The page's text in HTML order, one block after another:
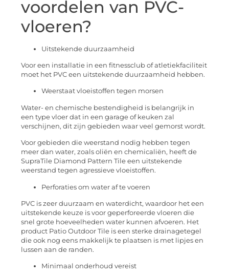
voordelen van PVC-
vloeren?
Uitstekende duurzaamheid
Voor een installatie in een fitnessclub of atletiekfaciliteit
moet het PVC een uitstekende duurzaamheid hebben.
Weerstaat vloeistoffen tegen morsen
Water- en chemische bestendigheid is belangrijk in
een type vloer dat in een garage of keuken zal
verschijnen, dit zijn gebieden waar veel gemorst wordt.
Voor gebieden die weerstand nodig hebben tegen
meer dan water, zoals oliën en chemicaliën, heeft de
SupraTile Diamond Pattern Tile een uitstekende
weerstand tegen agressieve vloeistoffen.
Perforaties om water af te voeren
PVC is zeer duurzaam en waterdicht, waardoor het een
uitstekende keuze is voor geperforeerde vloeren die
snel grote hoeveelheden water kunnen afvoeren. Het
product Patio Outdoor Tile is een sterke drainagetegel
die ook nog eens makkelijk te plaatsen is met lipjes en
lussen aan de randen.
Minimaal onderhoud vereist